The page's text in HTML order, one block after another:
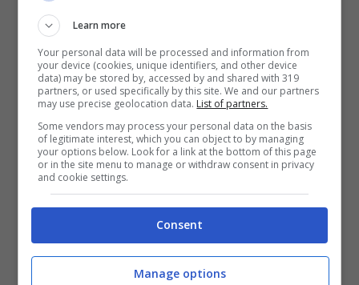
Milly Carlucci, ecco cosa
pensa del grande successo
di Ballando con le Stelle
Il programma viene trasmesso dal 2005 e
Learn more
Your personal data will be processed and information from
your device (cookies, unique identifiers, and other device
data) may be stored by, accessed by and shared with 319
partners, or used specifically by this site. We and our partners
may use precise geolocation data. List of partners.
Some vendors may process your personal data on the basis
of legitimate interest, which you can object to by managing
your options below. Look for a link at the bottom of this page
or in the site menu to manage or withdraw consent in privacy
and cookie settings.
Consent
Manage options